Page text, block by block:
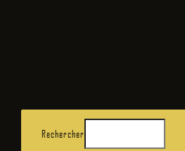
Rechercher